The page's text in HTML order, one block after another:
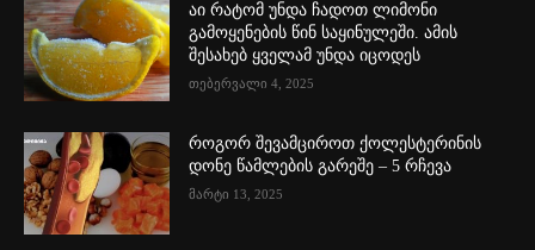
აი რატომ უნდა ჩადოთ ლიმონი
გამოყენების წინ საყინულეში. ამის
შესახებ ყველამ უნდა იცოდეს
თებერვალი 4, 2025
როგორ შევამციროთ ქოლესტერინის
დონე წამლების გარეშე – 5 რჩევა
მარტი 13, 2025